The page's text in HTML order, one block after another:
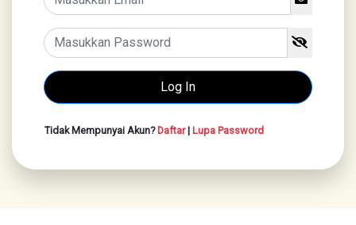
Tidak Mempunyai Akun?Daftar| Lupa Password